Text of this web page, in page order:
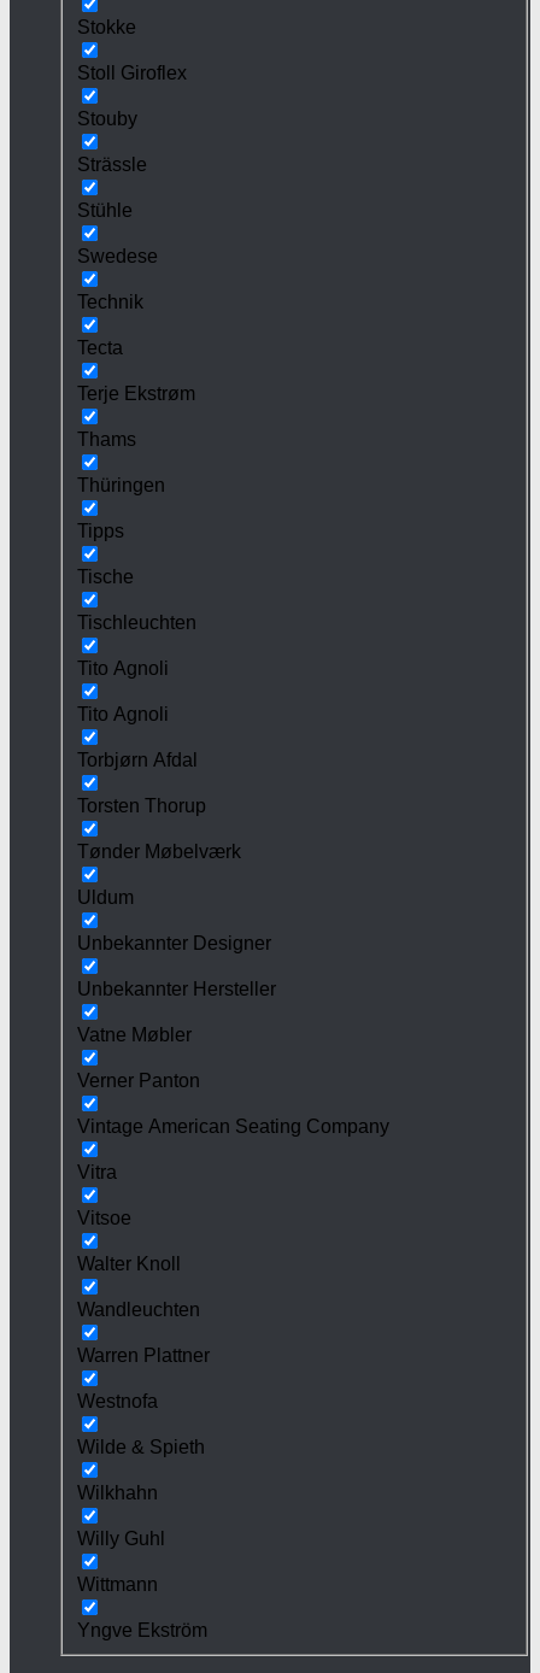
Stokke
Stoll Giroflex
Stouby
Strässle
Stühle
Swedese
Technik
Tecta
Terje Ekstrøm
Thams
Thüringen
Tipps
Tische
Tischleuchten
Tito Agnoli
Tito Agnoli
Torbjørn Afdal
Torsten Thorup
Tønder Møbelværk
Uldum
Unbekannter Designer
Unbekannter Hersteller
Vatne Møbler
Verner Panton
Vintage American Seating Company
Vitra
Vitsoe
Walter Knoll
Wandleuchten
Warren Plattner
Westnofa
Wilde & Spieth
Wilkhahn
Willy Guhl
Wittmann
Yngve Ekström